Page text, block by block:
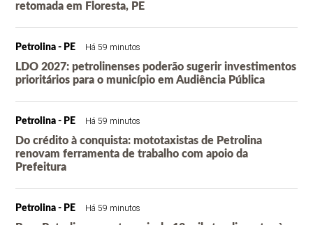
retomada em Floresta, PE
Petrolina - PE Há 59 minutos
LDO 2027: petrolinenses poderão sugerir investimentos
prioritários para o município em Audiência Pública
Petrolina - PE Há 59 minutos
Do crédito à conquista: mototaxistas de Petrolina
renovam ferramenta de trabalho com apoio da
Prefeitura
Petrolina - PE Há 59 minutos